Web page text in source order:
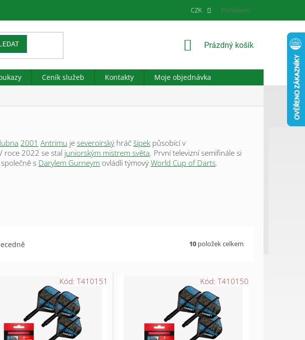
CZK Přihlášení
NÁKUPNÍ
Prázdný košík
Ceník služeb Kontakty Moje objednávka
2001 Antrimu je severoirský hráč šipek působící v
roce 2022 se stal juniorským mistrem světa. První televizní semifinále si
s Darylem Gurneym ovládli týmový World Cup of Darts.
10 položek celkem
Kód: T410151 Kód: T410150